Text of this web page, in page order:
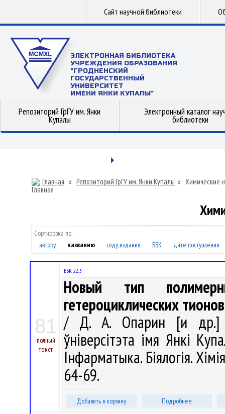
Сайт научной библиотеки
ЭЛЕКТРОННАЯ БИБЛИОТЕКА
УЧРЕЖДЕНИЯ ОБРАЗОВАНИЯ
"ГРОДНЕНСКИЙ
ГОСУДАРСТВЕННЫЙ
УНИВЕРСИТЕТ
ИМЕНИ ЯНКИ КУПАЛЫ"
Репозиторий ГрГУ им. Янки
Купалы
Электронный каталог
библиотеки
Главная » Репозиторий ГрГУ им. Янки Купалы » Химические
Сортировка по:
автору
названию году издания ББК дате поступления
81
полный
текст
ББК 22.3
Новый тип
гетероциклических тионов
/ Д. А. Опарин [и др.] //
ўніверсітэта імя Янкі
Інфарматыка. Біялогія.
64-69.
Добавить в корзину Подробнее